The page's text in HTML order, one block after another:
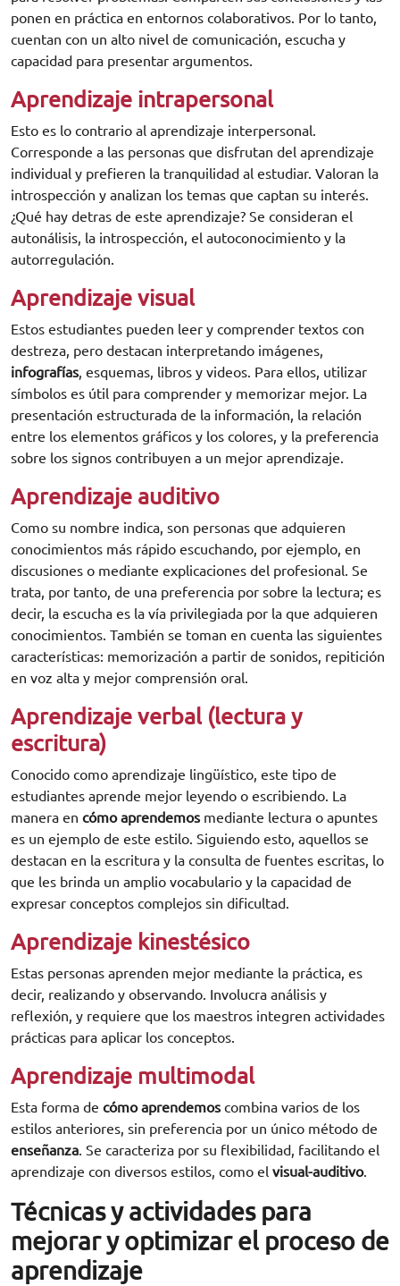
ponen en práctica en entornos colaborativos. Por lo tanto,
cuentan con un alto nivel de comunicación, escucha y
capacidad para presentar argumentos.
Aprendizaje intrapersonal
Esto es lo contrario al aprendizaje interpersonal.
Corresponde a las personas que disfrutan del aprendizaje
individual y prefieren la tranquilidad al estudiar. Valoran la
introspección y analizan los temas que captan su interés.
¿Qué hay detras de este aprendizaje? Se consideran el
autonálisis, la introspección, el autoconocimiento y la
autorregulación.
Aprendizaje visual
Estos estudiantes pueden leer y comprender textos con
destreza, pero destacan interpretando imágenes,
infografías, esquemas, libros y videos. Para ellos, utilizar
símbolos es útil para comprender y memorizar mejor. La
presentación estructurada de la información, la relación
entre los elementos gráficos y los colores, y la preferencia
sobre los signos contribuyen a un mejor aprendizaje.
Aprendizaje auditivo
Como su nombre indica, son personas que adquieren
conocimientos más rápido escuchando, por ejemplo, en
discusiones o mediante explicaciones del profesional. Se
trata, por tanto, de una preferencia por sobre la lectura; es
decir, la escucha es la vía privilegiada por la que adquieren
conocimientos. También se toman en cuenta las siguientes
características: memorización a partir de sonidos, repitición
en voz alta y mejor comprensión oral.
Aprendizaje verbal (lectura y
escritura)
Conocido como aprendizaje lingüístico, este tipo de
estudiantes aprende mejor leyendo o escribiendo. La
manera en cómo aprendemos mediante lectura o apuntes
es un ejemplo de este estilo. Siguiendo esto, aquellos se
destacan en la escritura y la consulta de fuentes escritas, lo
que les brinda un amplio vocabulario y la capacidad de
expresar conceptos complejos sin dificultad.
Aprendizaje kinestésico
Estas personas aprenden mejor mediante la práctica, es
decir, realizando y observando. Involucra análisis y
reflexión, y requiere que los maestros integren actividades
prácticas para aplicar los conceptos.
Aprendizaje multimodal
Esta forma de cómo aprendemos combina varios de los
estilos anteriores, sin preferencia por un único método de
enseñanza. Se caracteriza por su flexibilidad, facilitando el
aprendizaje con diversos estilos, como el visual-auditivo.
Técnicas y actividades para
mejorar y optimizar el proceso de
aprendizaje